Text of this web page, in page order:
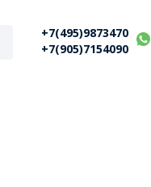
+7(495)9873470
+7(905)7154090